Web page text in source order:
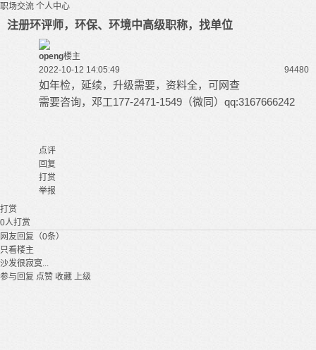
职场交流 个人中心
注册环评师，环保、环境中高级职称，找单位
openg楼主
2022-10-12 14:05:49
94480
如年检，延续，升级需要，资料全，可网查
需要咨询，邓工177-2471-1549（微同）qq:3167666242
点评
回复
打赏
举报
打赏
0人打赏
网友回复（0条）
只看楼主
沙发很寂寞...
参与回复 点赞 收藏 上级